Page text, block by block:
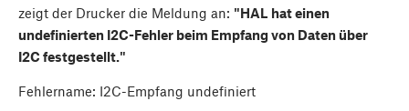
zeigt der Drucker die Meldung an: "HAL hat einen
undefinierten I2C-Fehler beim Empfang von Daten über
I2C festgestellt."
Fehlername: I2C-Empfang undefiniert